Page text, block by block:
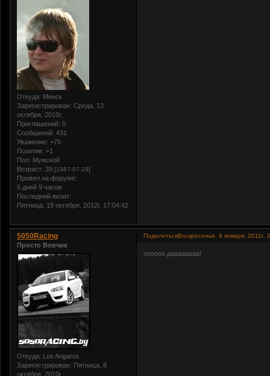
Откуда: Минск
Зарегистрирован: Среда, 13
октября, 2010г.
Приглашений: 0
Сообщений: 431
Уважение: +70
Позитив: +1
Пол: Мужской
Возраст: 39 [1987-07-29]
Провел на форуме:
5 дней 9 часов
Последний визит:
Пятница, 19 октября, 2012г. 17:04:42
ПоделитьсяВоскресенье, 9 января, 2011г.
5050Racing
Просто Вовчик
Откуда: Los Angaros
Зарегистрирован: Пятница, 8
октября, 2010г.
оооооо даааааааа!